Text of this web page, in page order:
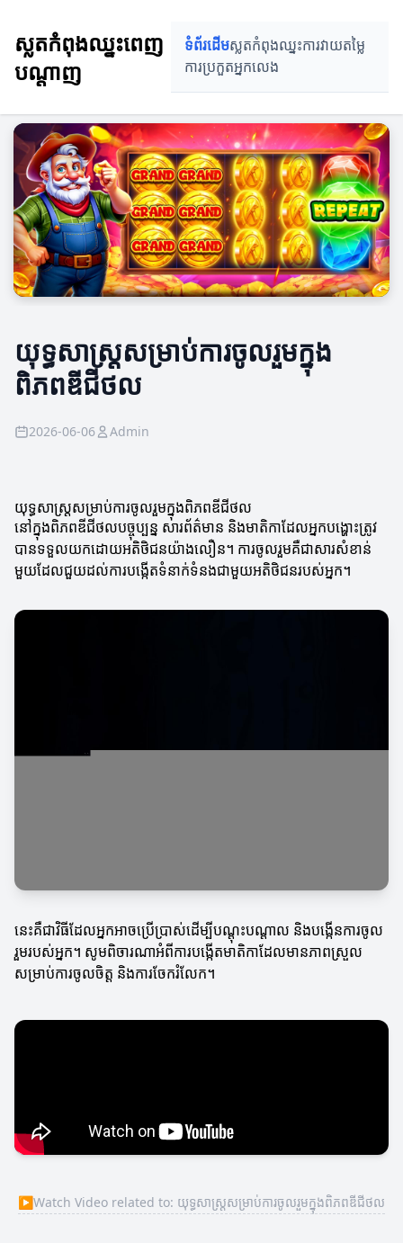
ស្លតកំពុងឈ្នះពេញ
បណ្តាញ
ទំព័រដើមស្លតកំពុងឈ្នះការវាយតម្លៃ
ការប្រកួតអ្នកលេង
យុទ្ធសាស្ត្រសម្រាប់ការចូលរួមក្នុង
ពិភពឌីជីថល
2026-06-06 Admin
យុទ្ធសាស្ត្រសម្រាប់ការចូលរួមក្នុងពិភពឌីជីថល
នៅក្នុងពិភពឌីជីថលបច្ចុប្បន្ន សារព័ត៌មាន និងមាតិកាដែលអ្នកបង្ហោះត្រូវ
បានទទួលយកដោយអតិថិជនយ៉ាងលឿន។ ការចូលរួមគឺជាសារសំខាន់
មួយដែលជួយដល់ការបង្កើតទំនាក់ទំនងជាមួយអតិថិជនរបស់អ្នក។
នេះគឺជាវិធីដែលអ្នកអាចប្រើប្រាស់ដើម្បីបណ្តុះបណ្តាល និងបង្កើនការចូល
រួមរបស់អ្នក។ សូមពិចារណាអំពីការបង្កើតមាតិកាដែលមានភាពស្រួល
សម្រាប់ការចូលចិត្ត និងការចែករំលែក។
▶Watch Video related to: យុទ្ធសាស្ត្រសម្រាប់ការចូលរួមក្នុងពិភពឌីជីថល